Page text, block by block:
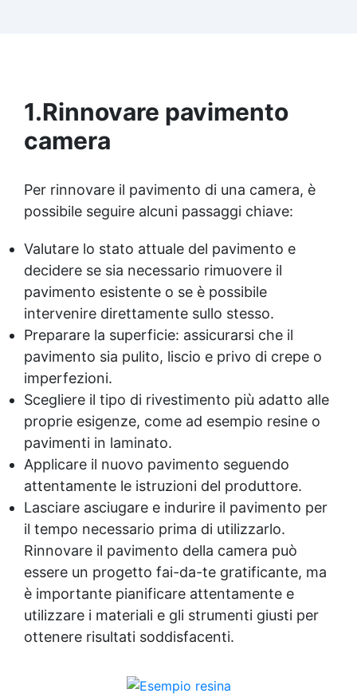
Risultati professionali: Sistema autolivellante,
lucida o satinata. ✅ Personalizzabile:
con una vasta gamma di pigmenti selezionabili.
1.Rinnovare pavimento
camera
Per rinnovare il pavimento di una camera, è
possibile seguire alcuni passaggi chiave:
Valutare lo stato attuale del pavimento e
decidere se sia necessario rimuovere il
pavimento esistente o se è possibile
intervenire direttamente sullo stesso.
Preparare la superficie: assicurarsi che il
pavimento sia pulito, liscio e privo di crepe o
imperfezioni.
Scegliere il tipo di rivestimento più adatto alle
proprie esigenze, come ad esempio resine o
pavimenti in laminato.
Applicare il nuovo pavimento seguendo
attentamente le istruzioni del produttore.
Lasciare asciugare e indurire il pavimento per
il tempo necessario prima di utilizzarlo.
Rinnovare il pavimento della camera può
essere un progetto fai-da-te gratificante, ma
è importante pianificare attentamente e
utilizzare i materiali e gli strumenti giusti per
ottenere risultati soddisfacenti.